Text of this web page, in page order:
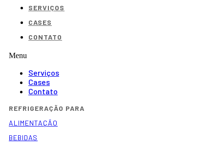
SERVIÇOS
CASES
CONTATO
Menu
Serviços
Cases
Contato
REFRIGERAÇÃO PARA
ALIMENTAÇÃO
BEBIDAS